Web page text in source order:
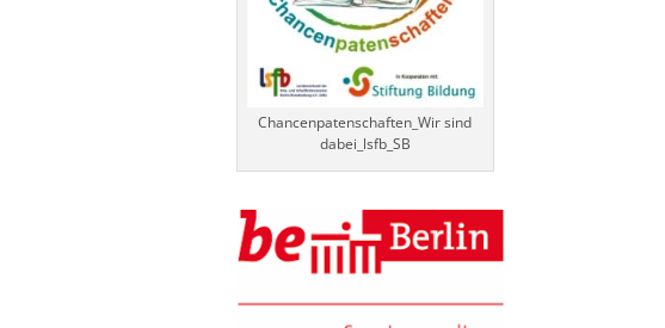
Chancenpatenschaften_Wir sind
dabei_lsfb_SB